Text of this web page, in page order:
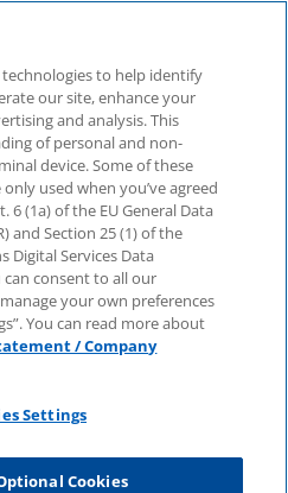
technologies to help identify
our site, enhance your
and analysis. This
of personal and non-
device. Some of these
used when you’ve agreed
6 (1a) of the EU General Data
and Section 25 (1) of the
Digital Services Data
can consent to all our
your own preferences
You can read more about
/ Company
Settings
Cookies